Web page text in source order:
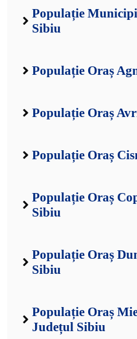
Populație
Sibiu
Populație Oraș
Populație Oraș
Populație Oraș
Populație Oraș
Sibiu
Populație Oraș
Sibiu
Populație Oraș
Județul Sibiu